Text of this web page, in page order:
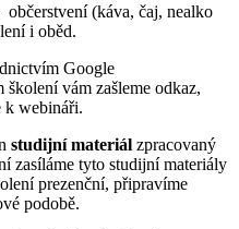
(káva, čaj, nealko
i oběd.
Google
vám zašleme odkaz,
k webináři.
studijní materiál zpracovaný
zasíláme tyto studijní materiály
prezenční, připravíme
podobě.